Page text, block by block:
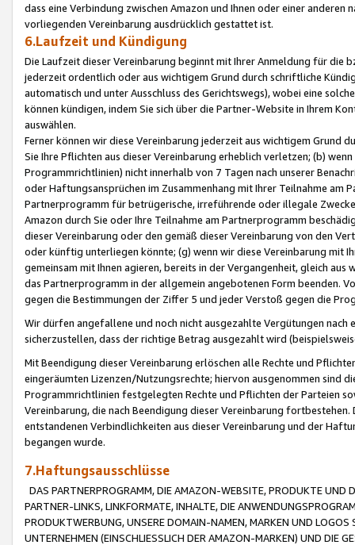
dass eine Verbindung zwischen Amazon und Ihnen oder einer
vorliegenden Vereinbarung ausdrücklich gestattet ist.
6.Laufzeit und Kündigung
Die Laufzeit dieser Vereinbarung beginnt mit Ihrer Anmeldung für die
jederzeit ordentlich oder aus wichtigem Grund durch schriftliche
automatisch und unter Ausschluss des Gerichtswegs), wobei eine
können kündigen, indem Sie sich über die Partner-Website in Ihrem
auswählen.
Ferner können wir diese Vereinbarung jederzeit aus wichtigem Grund
Sie Ihre Pflichten aus dieser Vereinbarung erheblich verletzen; (b)
Programmrichtlinien) nicht innerhalb von 7 Tagen nach unserer
oder Haftungsansprüchen im Zusammenhang mit Ihrer Teilnahme am
Partnerprogramm für betrügerische, irreführende oder illegale
Amazon durch Sie oder Ihre Teilnahme am Partnerprogramm
dieser Vereinbarung oder den gemäß dieser Vereinbarung von den
oder künftig unterliegen könnte; (g) wenn wir diese Vereinbarung mit
gemeinsam mit Ihnen agieren, bereits in der Vergangenheit, gleich
das Partnerprogramm in der allgemein angebotenen Form beenden.
gegen die Bestimmungen der Ziffer 5 und jeder Verstoß gegen die
Wir dürfen angefallene und noch nicht ausgezahlte Vergütungen
sicherzustellen, dass der richtige Betrag ausgezahlt wird
Mit Beendigung dieser Vereinbarung erlöschen alle Rechte und
eingeräumten Lizenzen/Nutzungsrechte; hiervon ausgenommen sind
Programmrichtlinien festgelegten Rechte und Pflichten der Parteien
Vereinbarung, die nach Beendigung dieser Vereinbarung
entstandenen Verbindlichkeiten aus dieser Vereinbarung und der
begangen wurde.
7.Haftungsausschlüsse
DAS PARTNERPROGRAMM, DIE AMAZON-WEBSITE, PRODUKTE UND
PARTNER-LINKS, LINKFORMATE, INHALTE, DIE
PRODUKTWERBUNG, UNSERE DOMAIN-NAMEN, MARKEN UND
UNTERNEHMEN (EINSCHLIESSLICH DER AMAZON-MARKEN) UND DIE